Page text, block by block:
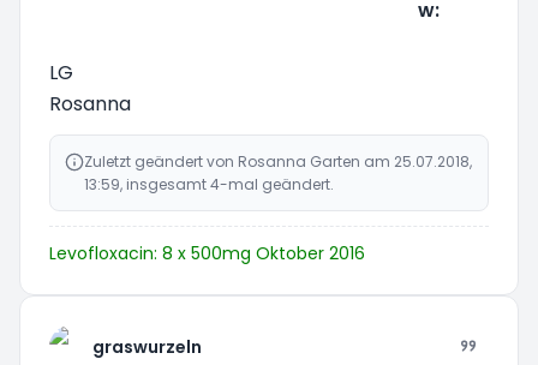
LG
Rosanna
Zuletzt geändert von Rosanna Garten am 25.07.2018,
13:59, insgesamt 4-mal geändert.
Levofloxacin: 8 x 500mg Oktober 2016
graswurzeln